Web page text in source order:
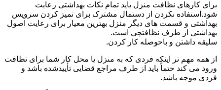
برای کارهای نظافت منزل باید تمام نکات بهداشتی رعایت
شود.استفاده نکردن از دستمال مشترک برای تمیز کردن سرویس
بهداشتی و قسمت های دیگر منزل بهترین معیار برای رعایت اصول
بهداشتی از طرف نظافتچی است.
سلیقه داشتن و باحوصله کار کردن.
از همه مهم تر اینکه فردی که به منزل یا محل کار شما برای نظافت
ورود می کند حتماً باید از طرف مراجع قضایی تأییدشده باشد و
فردی موجه باشد.